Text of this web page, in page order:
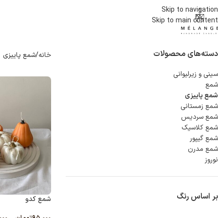
Skip to navigation
Skip to main content
دسته‌های محصولات
سینی و زیرلیوانی
شمع
شمع پاییزی
شمع زمستانی
شمع سردیس
شمع کلاسیک
شمع گیپور
شمع مدرن
نوروز
بر اساس رنگ
خانه شمع پاییزی
شمع کدو